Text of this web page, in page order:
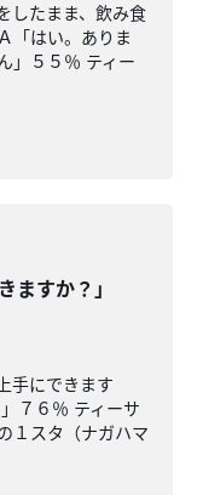
したまま、飲み食
「はい。ありま
５５％ ティー
ますか？」
手にできます
７６％ ティーサ
１スタ（ナガハマ